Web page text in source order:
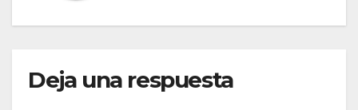
Deja una respuesta